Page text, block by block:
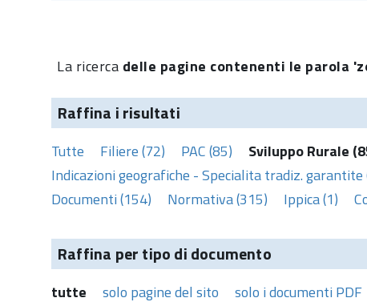
La ricerca delle pagine contenenti le parola
Raffina i risultati
Tutte Filiere (72) PAC (85) Sviluppo Rurale
Indicazioni geografiche - Specialita tradiz. garantite
Documenti (154)
Normativa (315) Ippica (1)
Raffina per tipo di documento
tutte solo pagine del sito solo i documenti PDF